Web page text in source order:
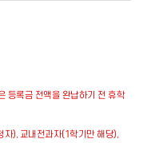
등록금 전액을 완납하기 전 휴학
자), 교내전과자(1학기만 해당),